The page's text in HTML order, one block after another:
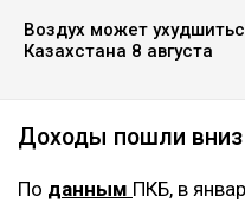
Воздух может
Казахстана 8 августа
Доходы пошли вниз
По данным ПКБ, в